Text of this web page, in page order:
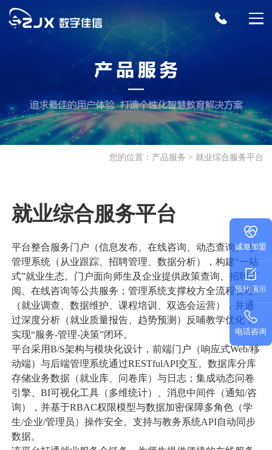
招生迎新
招生综合服务平台 招生云服务
迎新综合服务平台
餐饮管理系统 巡检管理系统
人事管理系统 更多>>
出国留学管理平台 来华留学生教学管理系统
就业综合服务平台 学生综合服务平台
支撑平台
数据中台 数据驾驶舱
统一身份认证 统一信息门户
其他
工会提案管理系统 智能钥匙柜管理系统
公司快讯
服务支持
关于我们
您的位置： 产品服务 就业综合服务平台
就业综合服务平台
平台整合服务门户（信息发布、在线咨询、动态查询）与
管理系统（从业跟踪、招聘管理、数据分析），构建“一站
式”就业生态。门户面向师生及企业提供政策查询、招聘订
阅、在线咨询等公共服务；管理系统支撑校方全流程管理
（就业调查、数据维护、课程培训、双选会运营），并通
过深度分析（就业质量报告、趋势预测）反哺教学优化，
实现“服务-管理-决策”闭环。
平台采用B/S架构与模块化设计，前端门户（响应式Web/移
动端）与后端管理系统通过RESTfulAPI交互。数据库分库
存储业务数据（就业库、问卷库）与日志；集成动态问卷
引擎、BI可视化工具（多维统计）、消息中间件（通知/咨
询），并基于RBAC权限模型与数据加密保障多角色（学
生/企业/管理员）操作安全。支持与教务系统API自动同步
数据。
诚邀加盟
预约演示
电话咨询